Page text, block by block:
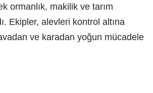
ormanlık, makilik ve tarım
Ekipler, alevleri kontrol altına
ve karadan yoğun mücadele